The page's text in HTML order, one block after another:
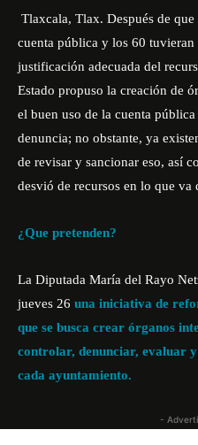
Tlaxcala, Tlax. Después de
cuenta pública y los 60
justificación adecuada del
Estado propuso la creación de
el buen uso de la cuenta
denuncia; no obstante, ya
de revisar y sancionar eso, así
desvió de recursos en lo que va
¿Que pretenden?
La Diputada María del Rayo
jueves 26 una iniciativa de
que se busca crear órganos
controlar, denunciar, evaluar
cada ayuntamiento.
-